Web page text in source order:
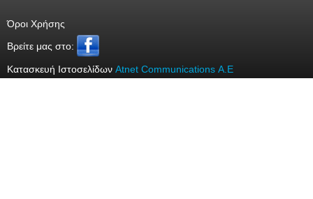
Όροι Χρήσης
Bρείτε μας στο:
Κατασκευή Ιστοσελίδων Atnet Communications Α.Ε